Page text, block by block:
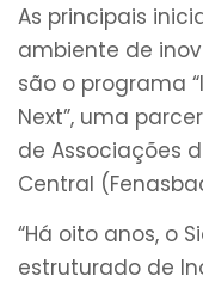
As principais
ambiente de
são o programa
Next”, uma
de Associações
Central
“Há oito anos, o
estruturado de